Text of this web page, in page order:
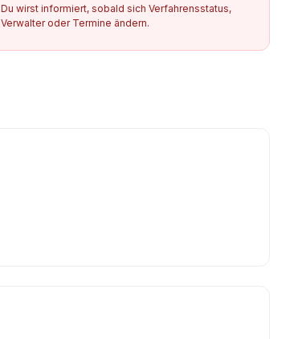
Du wirst informiert, sobald sich Verfahrensstatus,
Verwalter oder Termine ändern.